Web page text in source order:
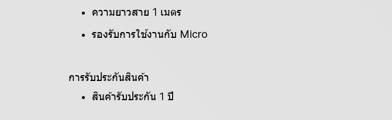
ความยาวสาย 1 เมตร
รองรับการใช้งานกับ Micro
การรับประกันสินค้า
สินค้ารับประกัน 1 ปี